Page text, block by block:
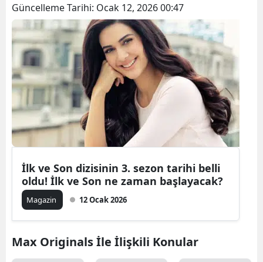
Bilecik
Bingöl
Bitlis
Bolu
Burdur
Bursa
Çanakkale
Çorum
Güncelleme Tarihi: Ocak 12, 2026 00:47
İlk ve Son dizisinin 3. sezon tarihi belli
oldu! İlk ve Son ne zaman başlayacak?
Magazin 12 Ocak 2026
Max Originals İle İlişkili Konular